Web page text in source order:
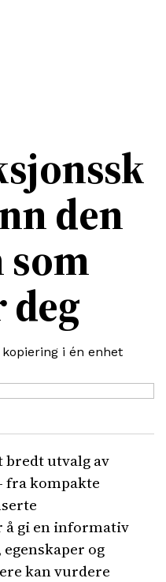
den
deg
i én enhet
utvalg av
kompakte
å gi en informativ
og
kan vurdere